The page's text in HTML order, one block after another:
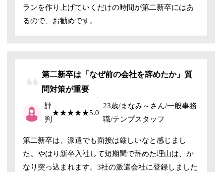
ランを作り上げていくだけの時間が第二新卒にはあ
るので、お勧めです。
第二新卒は「なぜ前の会社を辞めたか」質
問対策が重要
評
判
★★★★★5.0
23歳/まなみ～さん/一般事務
職/テンプスタッフ
第二新卒は、派遣でも面接は厳しいなと感じまし
た。やはり新卒入社して短期間で辞めた理由は、か
なり突っ込まれます。3社の派遣会社に登録しました